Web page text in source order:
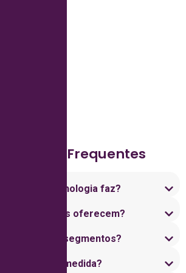
mais Frequentes
& Tecnologia faz?
vocês oferecem?
de quais segmentos?
sob medida?